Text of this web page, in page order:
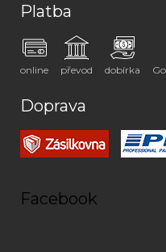
Platba
online převod dobírka
Doprava
Facebook